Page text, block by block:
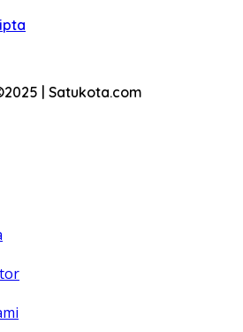
| Satukota.com